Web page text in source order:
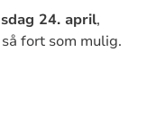
24. april,
fort som mulig.